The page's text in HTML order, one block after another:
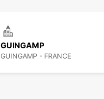
GUINGAMP
GUINGAMP - FRANCE